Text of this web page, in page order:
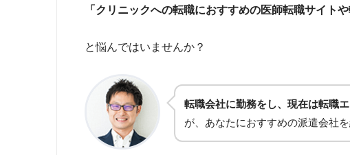
「クリニックへの転職におすすめの医師転職サイト
と悩んではいませんか？
転職会社に勤務をし、現在は転職
が、あなたにおすすめの派遣会社を